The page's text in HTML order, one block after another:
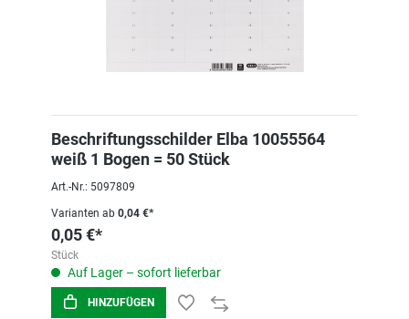
Beschriftungsschilder Elba 10055564
weiß 1 Bogen = 50 Stück
Art.-Nr.: 5097809
Varianten ab 0,04 €*
0,05 €*
Stück
Auf Lager – sofort lieferbar
HINZUFÜGEN